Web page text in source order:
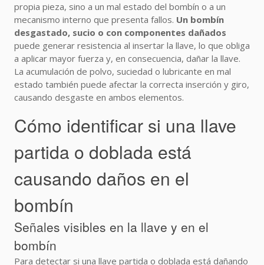
propia pieza, sino a un mal estado del bombín o a un
mecanismo interno que presenta fallos. Un bombín
desgastado, sucio o con componentes dañados
puede generar resistencia al insertar la llave, lo que obliga
a aplicar mayor fuerza y, en consecuencia, dañar la llave.
La acumulación de polvo, suciedad o lubricante en mal
estado también puede afectar la correcta inserción y giro,
causando desgaste en ambos elementos.
Cómo identificar si una llave
partida o doblada está
causando daños en el
bombín
Señales visibles en la llave y en el
bombín
Para detectar si una llave partida o doblada está dañando